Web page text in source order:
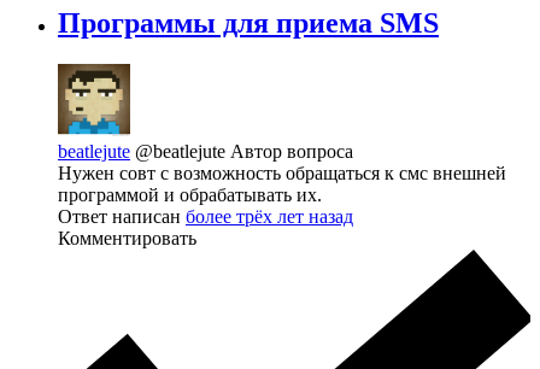
Программы для приема SMS
beatlejute @beatlejute Автор вопроса
Нужен совт с возможность обращаться к смс внешней
программой и обрабатывать их.
Ответ написан более трёх лет назад
Комментировать